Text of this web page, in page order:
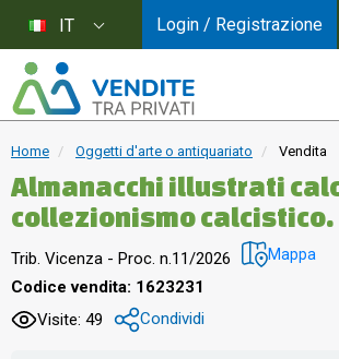
Home Oggetti d'arte o antiquariato Vendita
Almanacchi illustrati
collezionismo calcistico.
Trib. Vicenza - Proc. n.11/2026 Mappa
Codice vendita: 1623231
Visite: 49
Condividi
IT Login / Registrazione